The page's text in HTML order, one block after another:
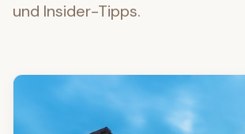
und Insider-Tipps.